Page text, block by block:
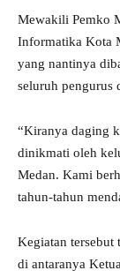
Mewakili Pemko
Informatika Kota
yang nantinya
seluruh pengurus
“Kiranya daging
dinikmati oleh
Medan. Kami
tahun-tahun
Kegiatan tersebut
di antaranya